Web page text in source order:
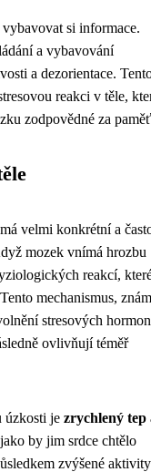
si informace.
a vybavování
a dezorientace.
reakci v těle,
zodpovědné za
velmi konkrétní a
mozek vnímá hrozbu
reakcí,
mechanismus,
stresových
ovlivňují téměř
úzkosti je zrychlený tep
by jim srdce chtělo
zvýšené aktivity